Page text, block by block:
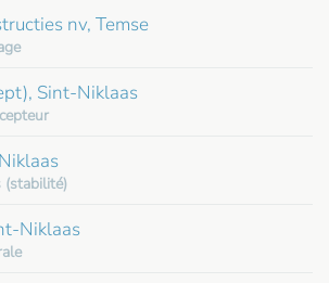
nv, Temse
Sint-Niklaas
(stabilité)
Niklaas